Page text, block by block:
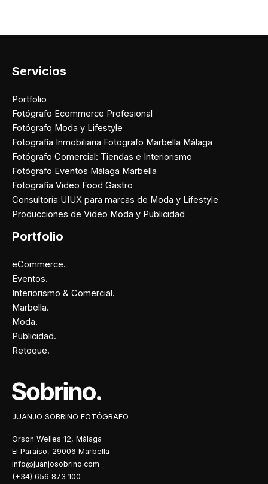
Servicios
Portfolio
Fotógrafo Ecommerce Profesional
Fotógrafo Moda y Lifestyle
Fotografía Inmobiliaria Fotografo Marbella Málaga
Fotógrafo Comercial: Tiendas e Interiorismo
Fotógrafo Eventos Málaga Marbella
Fotografía Video Food Gastro
Consultoría UIUX para marcas de Moda y Lifestyle
Producciones de Video Moda y Publicidad
Portfolio
eCommerce.
Eventos.
Interiorismo & Comercial.
Marbella.
Moda.
Publicidad.
Retoque.
JUANJO SOBRINO FOTÓGRAFO
Orson Welles 12, Málaga
El Paraíso, 29006 Marbella
info@juanjosobrino.com
(+34) 656 873 100